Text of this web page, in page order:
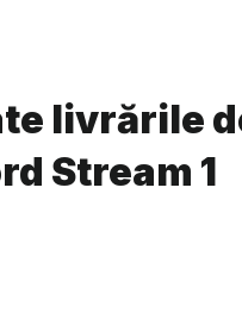
livrările
Stream 1